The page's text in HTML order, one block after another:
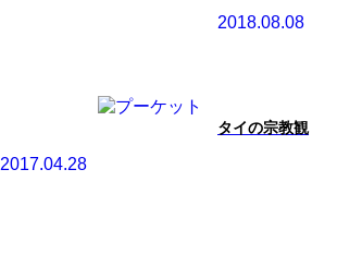
2018.08.08
タイの宗教観
2017.04.28